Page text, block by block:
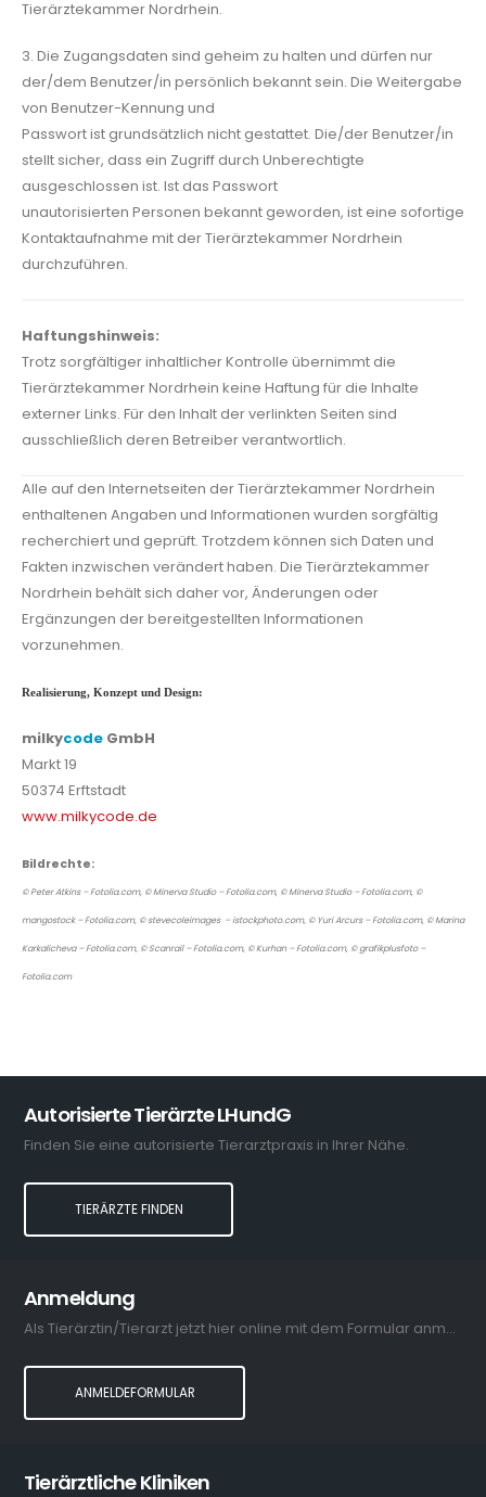
Tierärztekammer Nordrhein.
3. Die Zugangsdaten sind geheim zu halten und dürfen nur
der/dem Benutzer/in persönlich bekannt sein. Die Weitergabe
von Benutzer-Kennung und
Passwort ist grundsätzlich nicht gestattet. Die/der Benutzer/in
stellt sicher, dass ein Zugriff durch Unberechtigte
ausgeschlossen ist. Ist das Passwort
unautorisierten Personen bekannt geworden, ist eine sofortige
Kontaktaufnahme mit der Tierärztekammer Nordrhein
durchzuführen.
Haftungshinweis:
Trotz sorgfältiger inhaltlicher Kontrolle übernimmt die
Tierärztekammer Nordrhein keine Haftung für die Inhalte
externer Links. Für den Inhalt der verlinkten Seiten sind
ausschließlich deren Betreiber verantwortlich.
Alle auf den Internetseiten der Tierärztekammer Nordrhein
enthaltenen Angaben und Informationen wurden sorgfältig
recherchiert und geprüft. Trotzdem können sich Daten und
Fakten inzwischen verändert haben. Die Tierärztekammer
Nordrhein behält sich daher vor, Änderungen oder
Ergänzungen der bereitgestellten Informationen
vorzunehmen.
Realisierung, Konzept und Design:
milkycode GmbH
Markt 19
50374 Erftstadt
www.milkycode.de
Bildrechte:
© Peter Atkins – Fotolia.com, © Minerva Studio – Fotolia.com, © Minerva Studio – Fotolia.com, ©
mangostock – Fotolia.com, © stevecoleimages – istockphoto.com, © Yuri Arcurs – Fotolia.com, © Marina
Karkalicheva – Fotolia.com, © Scanrail – Fotolia.com, © Kurhan – Fotolia.com, © grafikplusfoto –
Fotolia.com
Autorisierte Tierärzte LHundG
Finden Sie eine autorisierte Tierarztpraxis in Ihrer Nähe.
TIERÄRZTE FINDEN
Anmeldung
Als Tierärztin/Tierarzt jetzt hier online mit dem Formular anmelden.
ANMELDEFORMULAR
Tierärztliche Kliniken